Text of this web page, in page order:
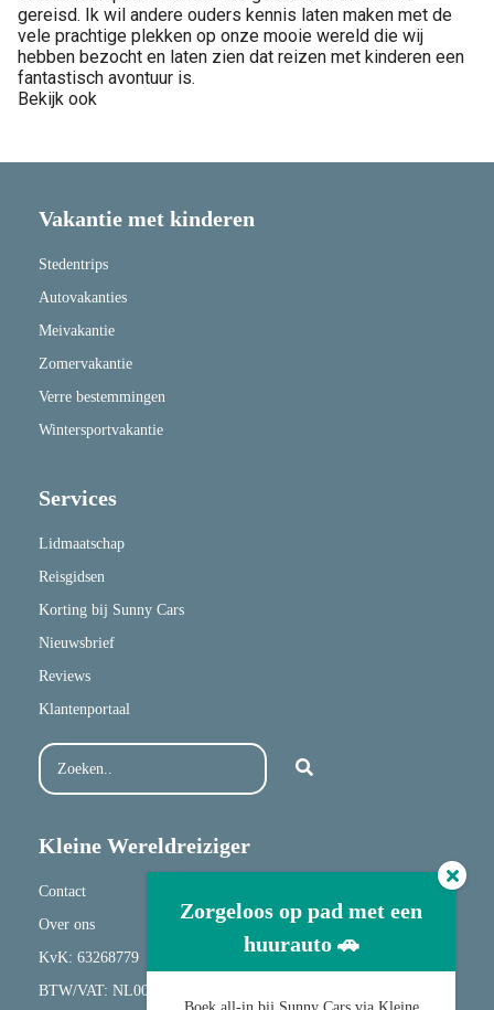
gereisd. Ik wil andere ouders kennis laten maken met de
vele prachtige plekken op onze mooie wereld die wij
hebben bezocht en laten zien dat reizen met kinderen een
fantastisch avontuur is.
Bekijk ook
Vakantie met kinderen
Stedentrips
Autovakanties
Meivakantie
Zomervakantie
Verre bestemmingen
Wintersportvakantie
Services
Lidmaatschap
Reisgidsen
Korting bij Sunny Cars
Nieuwsbrief
Reviews
Klantenportaal
Kleine Wereldreiziger
Contact
Over ons
KvK: 63268779
BTW/VAT: NL001682417B20
Zorgeloos op pad met een
huurauto 🚗